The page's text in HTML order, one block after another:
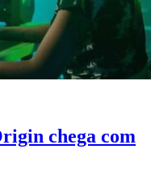
chega com